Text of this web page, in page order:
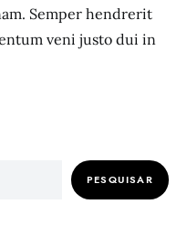
Semper hendrerit
veni justo dui in
PESQUISAR